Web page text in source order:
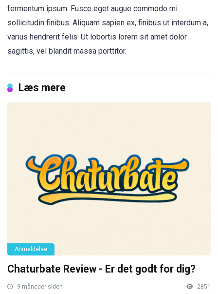
fermentum ipsum. Fusce eget augue commodo mi
sollicitudin finibus. Aliquam sapien ex, finibus ut interdum a,
varius hendrerit felis. Ut lobortis lorem sit amet dolor
sagittis, vel blandit massa porttitor.
Læs mere
Anmeldelse
Chaturbate Review - Er det godt for dig?
9 måneder siden 2851